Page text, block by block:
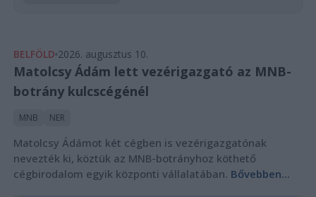
BELFÖLD 2026. augusztus 10.
Matolcsy Ádám lett vezérigazgató az MNB-
botrány kulcscégénél
MNB NER
Matolcsy Ádámot két cégben is vezérigazgatónak
nevezték ki, köztük az MNB-botrányhoz köthető
cégbirodalom egyik központi vállalatában. Bővebben...